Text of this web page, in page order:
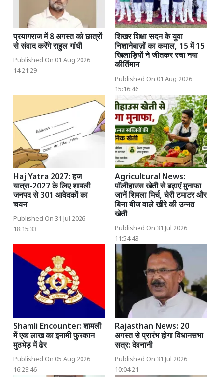
प्रयागराज में 8 अगस्त को छात्रों
से संवाद करेंगे राहुल गांधी
Published On 01 Aug 2026
14:21:29
शिखर शिक्षा सदन के युवा
निशानेबाज़ों का कमाल, 15 में 15
खिलाड़ियों ने जीतकर रचा नया
कीर्तिमान
Published On 01 Aug 2026
15:16:46
Haj Yatra 2027: हज
यात्रा-2027 के लिए शामली
जनपद से 301 आवेदकों का
चयन
Published On 31 Jul 2026
18:15:33
Agricultural News:
पॉलीहाउस खेती से बढ़ाएं मुनाफा
जानें शिमला मिर्च, चेरी टमाटर और
बिना बीज वाले खीरे की उन्नत
खेती
Published On 31 Jul 2026
11:54:43
Shamli Encounter: शामली
में एक लाख का इनामी फुरकान
मुठभेड़ में ढेर
Published On 05 Aug 2026
16:29:46
Rajasthan News: 20
अगस्त से प्रारंभ होगा विधानसभा
सत्र: देवनानी
Published On 31 Jul 2026
10:04:21